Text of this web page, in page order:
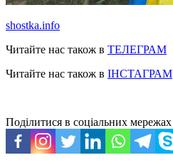
shostka.info
Читайте нас також в ТЕЛЕГРАМ
Читайте нас також в ІНСТАГРАМ
Поділитися в соціальних мережах